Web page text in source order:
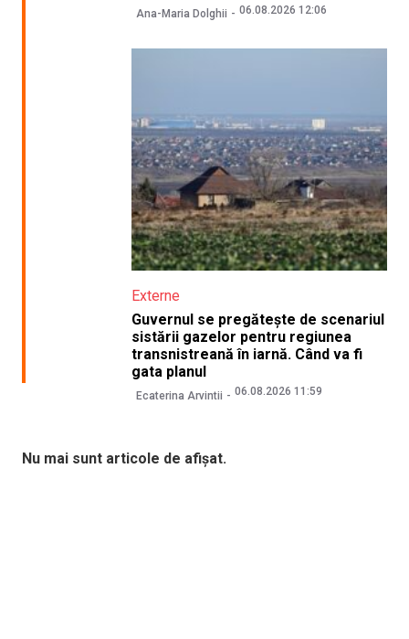
Ana-Maria Dolghii 06.08.2026 12:06
Externe
Guvernul se pregătește de scenariul
sistării gazelor pentru regiunea
transnistreană în iarnă. Când va fi
gata planul
Ecaterina Arvintii 06.08.2026 11:59
Nu mai sunt articole de afișat.